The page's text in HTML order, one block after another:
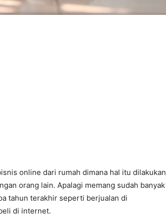
online dari rumah dimana hal itu dilakukan
orang lain. Apalagi memang sudah banyak
tahun terakhir seperti berjualan di
di internet.